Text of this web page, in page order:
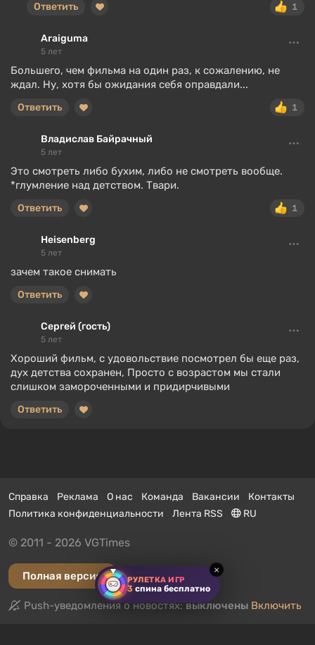
РУЛЕТКА ИГР
3 спина бесплатно
×
1
Ответить
Araiguma
5 лет
Большего, чем фильма на один раз, к сожалению, не
ждал. Ну, хотя бы ожидания себя оправдали...
1
Ответить
Владислав Байрачный
5 лет
Это смотреть либо бухим, либо не смотреть вообще.
*глумление над детством. Твари.
1
Ответить
Heisenberg
5 лет
зачем такое снимать
Ответить
Сергей (гость)
5 лет
Хороший фильм, с удовольствие посмотрел бы еще раз,
дух детства сохранен, Просто с возрастом мы стали
слишком замороченными и придирчивыми
Ответить
Справка Реклама О нас Команда Вакансии
Контакты
Политика конфиденциальности
Лента RSS RU
© 2011 - 2026 VGTimes
Полная версия
Push-уведомления о новостях:выключены Включить